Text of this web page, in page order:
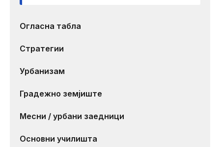
Огласна табла
Стратегии
Урбанизам
Градежно земјиште
Месни / урбани заедници
Основни училишта